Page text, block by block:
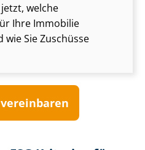
welche
Ihre Immobilie
Sie Zuschüsse